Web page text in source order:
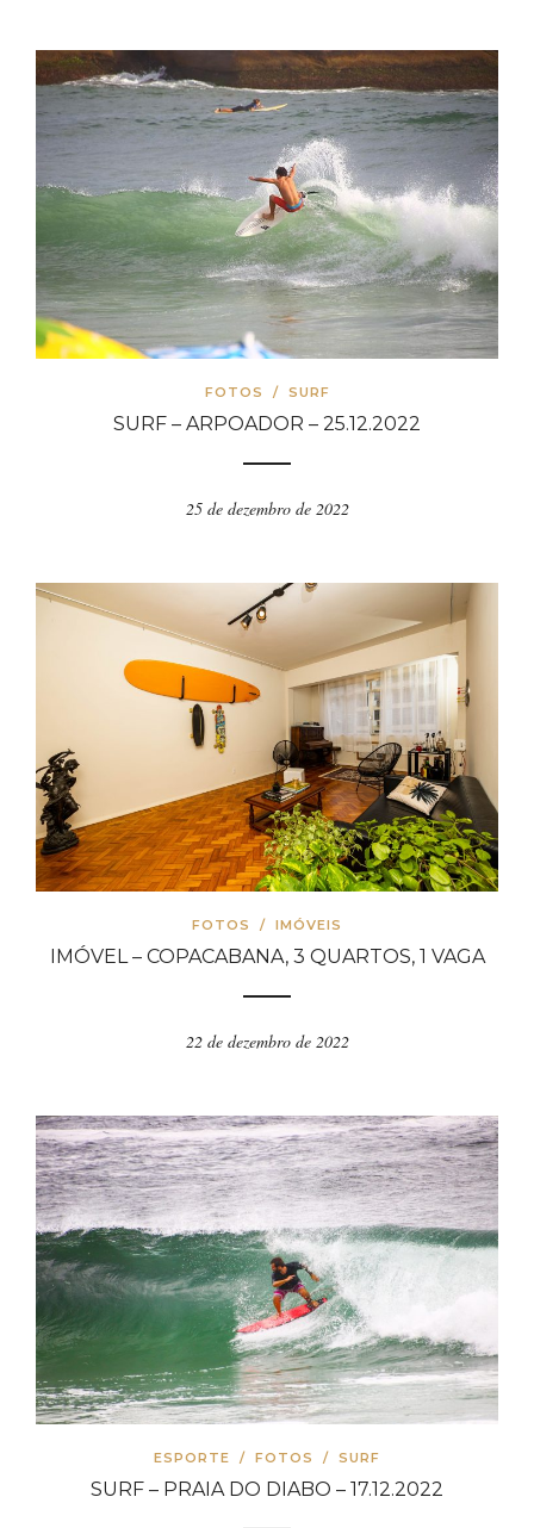
FOTOS/SURF
SURF – ARPOADOR – 25.12.2022
25 de dezembro de 2022
FOTOS/IMÓVEIS
IMÓVEL – COPACABANA, 3 QUARTOS, 1 VAGA
22 de dezembro de 2022
ESPORTE/FOTOS/SURF
SURF – PRAIA DO DIABO – 17.12.2022